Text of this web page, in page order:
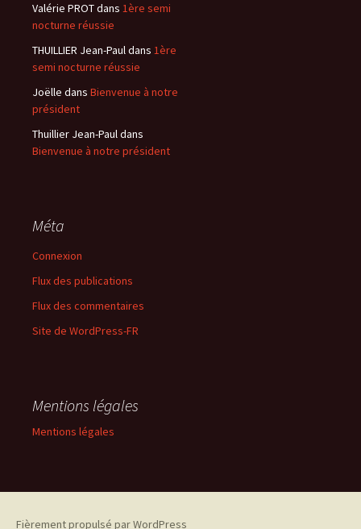
Valérie PROTdans 1ère semi
nocturne réussie
THUILLIER Jean-Pauldans 1ère
semi nocturne réussie
Joëlle dans Bienvenue à notre
président
Thuillier Jean-Pauldans
Bienvenue à notre président
Méta
Connexion
Flux des publications
Flux des commentaires
Site de WordPress-FR
Mentions légales
Mentions légales
Fièrement propulsé par WordPress